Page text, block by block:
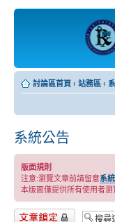
討論區首頁 ‹ 站務區 ‹
系統公告
版面規則
注意:瀏覽文章前請留意系
本版面僅提供所有使用者
版面鎖定